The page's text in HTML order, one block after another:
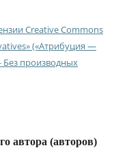
Creative Commons
(«Атрибуция —
производных
автора (авторов)